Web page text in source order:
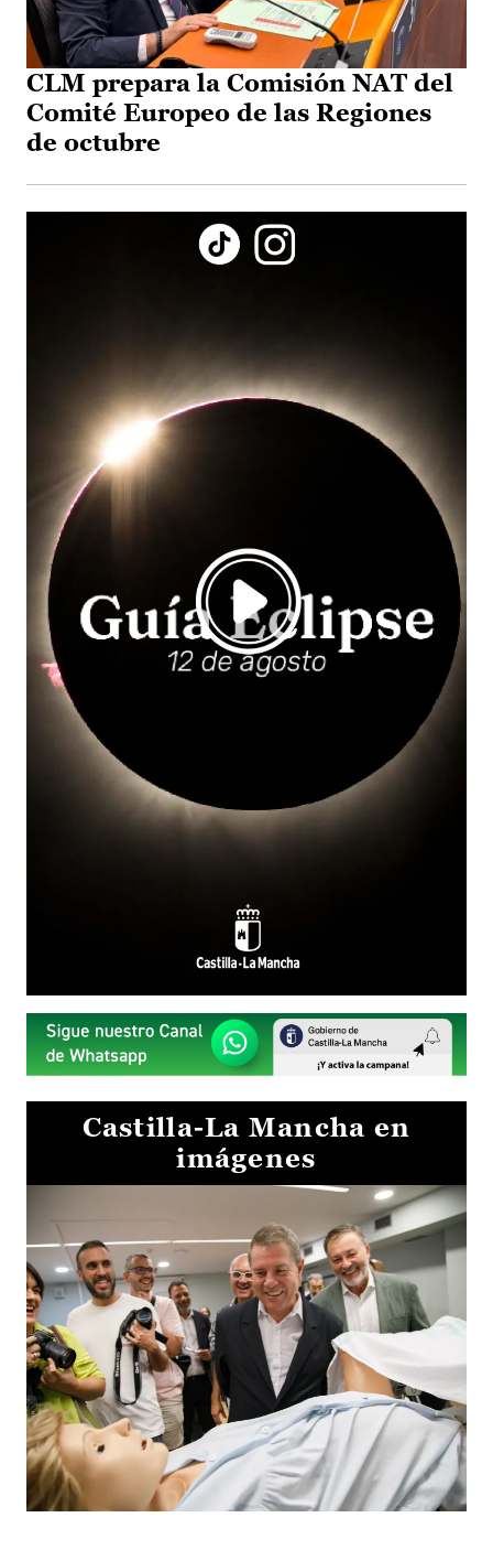
CLM prepara la Comisión NAT del
Comité Europeo de las Regiones
de octubre
Castilla-La Mancha en
imágenes